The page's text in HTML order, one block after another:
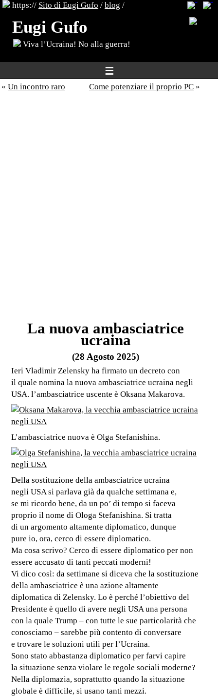
https:// Sito di Eugi Gufo / blog /
Eugi Gufo
Viva l’Ucraina! No alla guerra!
☰
« Un incontro raro Come potenziare il proprio PC »
La nuova ambasciatrice
ucraina
(28 Agosto 2025)
Ieri Vladimir Zelensky ha firmato un decreto con
il quale nomina la nuova ambasciatrice ucraina negli
USA. l’ambasciatrice uscente è Oksana Makarova.
L’ambasciatrice nuova è Olga Stefanishina.
Della sostituzione della ambasciatrice ucraina
negli USA si parlava già da qualche settimana e,
se mi ricordo bene, da un po’ di tempo si faceva
proprio il nome di Ologa Stefanishina. Si tratta
di un argomento altamente diplomatico, dunque
pure io, ora, cerco di essere diplomatico.
Ma cosa scrivo? Cerco di essere diplomatico per non
essere accusato di tanti peccati moderni!
Vi dico così: da settimane si diceva che la sostituzione
della ambasciatrice è una azione altamente
diplomatica di Zelensky. Lo è perché l’obiettivo del
Presidente è quello di avere negli USA una persona
con la quale Trump – con tutte le sue particolarità che
conosciamo – sarebbe più contento di conversare
e trovare le soluzioni utili per l’Ucraina.
Sono stato abbastanza diplomatico per farvi capire
la situazione senza violare le regole sociali moderne?
Nella diplomazia, soprattutto quando la situazione
globale è difficile, si usano tanti mezzi.